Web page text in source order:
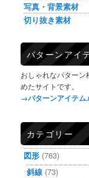
写真・背景素材
切り抜き素材
パターンアイ
おしゃれなパター
めたサイトです。
→パターンアイテム
カテゴリー
図形 (763)
斜線 (73)